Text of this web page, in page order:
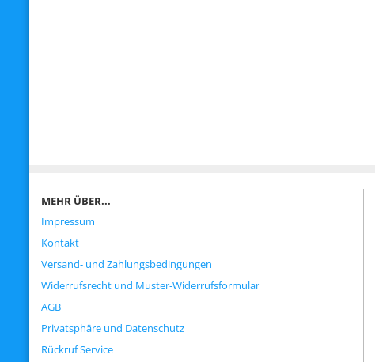
MEHR ÜBER...
Impressum
Kontakt
Versand- und Zahlungsbedingungen
Widerrufsrecht und Muster-Widerrufsformular
AGB
Privatsphäre und Datenschutz
Rückruf Service